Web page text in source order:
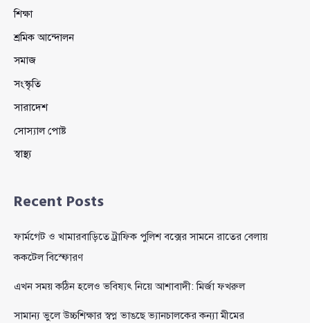
শিক্ষা
শ্রমিক আন্দোলন
সমাজ
সংস্কৃতি
সারাদেশ
সোস্যাল পোষ্ট
স্বাস্থ্য
Recent Posts
ফার্মগেট ও খামারবাড়িতে ট্রাফিক পুলিশ বক্সের সামনে রাতের বেলায়
ককটেল বিস্ফোরণ
এখন সময় কঠিন হলেও ভবিষ্যৎ নিয়ে আশাবাদী: মির্জা ফখরুল
সামান্য ভুলে উচ্চশিক্ষার স্বপ্ন ভাঙছে ভ্যানচালকের কন্যা মীমের